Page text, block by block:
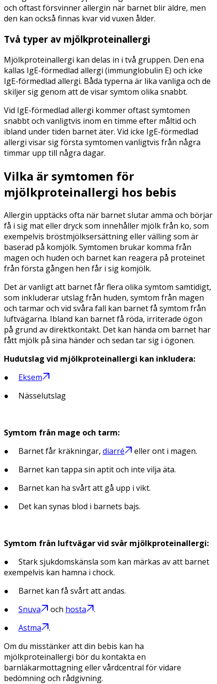
och oftast försvinner allergin när barnet blir äldre, men
den kan också finnas kvar vid vuxen ålder.
Två typer av mjölkproteinallergi
Mjölkproteinallergi kan delas in i två gruppen. Den ena
kallas IgE-förmedlad allergi (immunglobulin E) och icke
IgE-förmedlad allergi. Båda typerna är lika vanliga och de
skiljer sig genom att de visar symtom olika snabbt.
Vid IgE-förmedlad allergi kommer oftast symtomen
snabbt och vanligtvis inom en timme efter måltid och
ibland under tiden barnet äter. Vid icke IgE-förmedlad
allergi visar sig första symtomen vanligtvis från några
timmar upp till några dagar.
Vilka är symtomen för
mjölkproteinallergi hos bebis
Allergin upptäcks ofta när barnet slutar amma och börjar
få i sig mat eller dryck som innehåller mjölk från ko, som
exempelvis bröstmjölksersättning eller välling som är
baserad på komjölk. Symtomen brukar komma från
magen och huden och barnet kan reagera på proteinet
från första gången hen får i sig komjölk.
Det är vanligt att barnet får flera olika symtom samtidigt,
som inkluderar utslag från huden, symtom från magen
och tarmar och vid svåra fall kan barnet få symtom från
luftvägarna. Ibland kan barnet få röda, irriterade ögon
på grund av direktkontakt. Det kan hända om barnet har
fått mjölk på sina händer och sedan tar sig i ögonen.
Hudutslag vid mjölkproteinallergi kan inkludera:
● Eksem
● Nässelutslag
Symtom från mage och tarm:
● Barnet får kräkningar, diarré
eller ont i magen.
● Barnet kan tappa sin aptit och inte vilja äta.
● Barnet kan ha svårt att gå upp i vikt.
● Det kan synas blod i barnets bajs.
Symtom från luftvägar vid svår mjölkproteinallergi:
● Stark sjukdomskänsla som kan märkas av att barnet
exempelvis kan hamna i chock.
● Barnet kan få svårt att andas.
● Snuva och hosta
.
● Astma
.
Om du misstänker att din bebis kan ha
mjölkproteinallergi bör du kontakta en
barnläkarmottagning eller vårdcentral för vidare
bedömning och rådgivning.